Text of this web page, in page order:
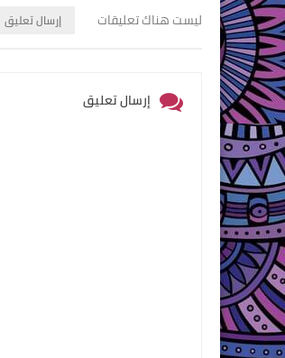
ليست هناك تعليقات إرسال تعليق
إرسال تعليق